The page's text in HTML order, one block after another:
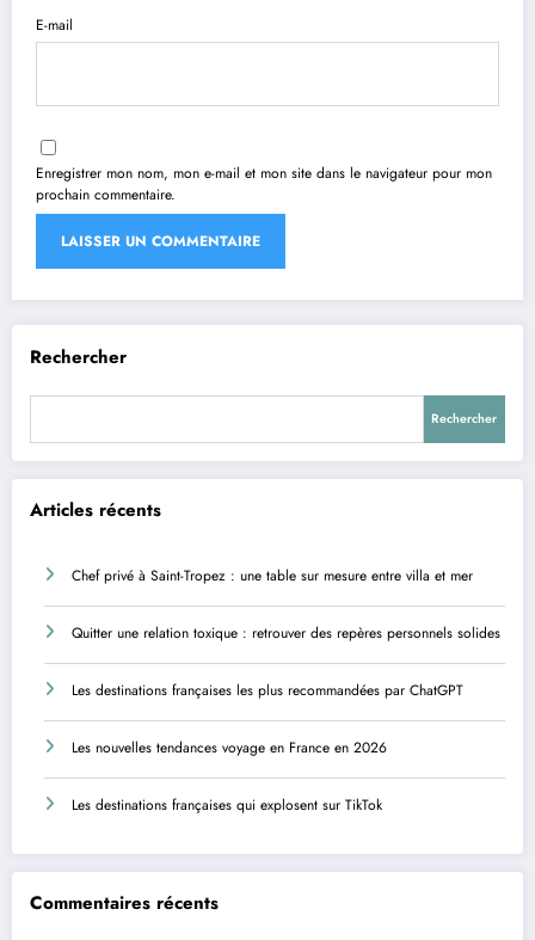
E-mail
Enregistrer mon nom, mon e-mail et mon site dans le navigateur pour mon
prochain commentaire.
Rechercher
Rechercher
Articles récents
Chef privé à Saint-Tropez : une table sur mesure entre villa et mer
Quitter une relation toxique : retrouver des repères personnels solides
Les destinations françaises les plus recommandées par ChatGPT
Les nouvelles tendances voyage en France en 2026
Les destinations françaises qui explosent sur TikTok
Commentaires récents